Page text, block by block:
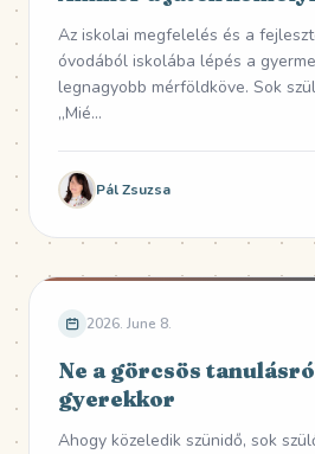
Az iskolai megfelelés és a
óvodából iskolába lépés a
legnagyobb mérföldköve. Sok
„Mié...
Pál Zsuzsa
2026. June 8.
Ne a görcsös
gyerekkor
Ahogy közeledik szünidő, sok